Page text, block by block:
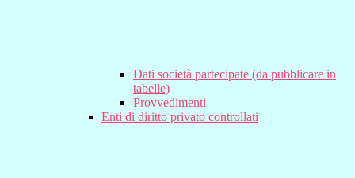
Dati società partecipate (da pubblicare in
tabelle)
Provvedimenti
Enti di diritto privato controllati